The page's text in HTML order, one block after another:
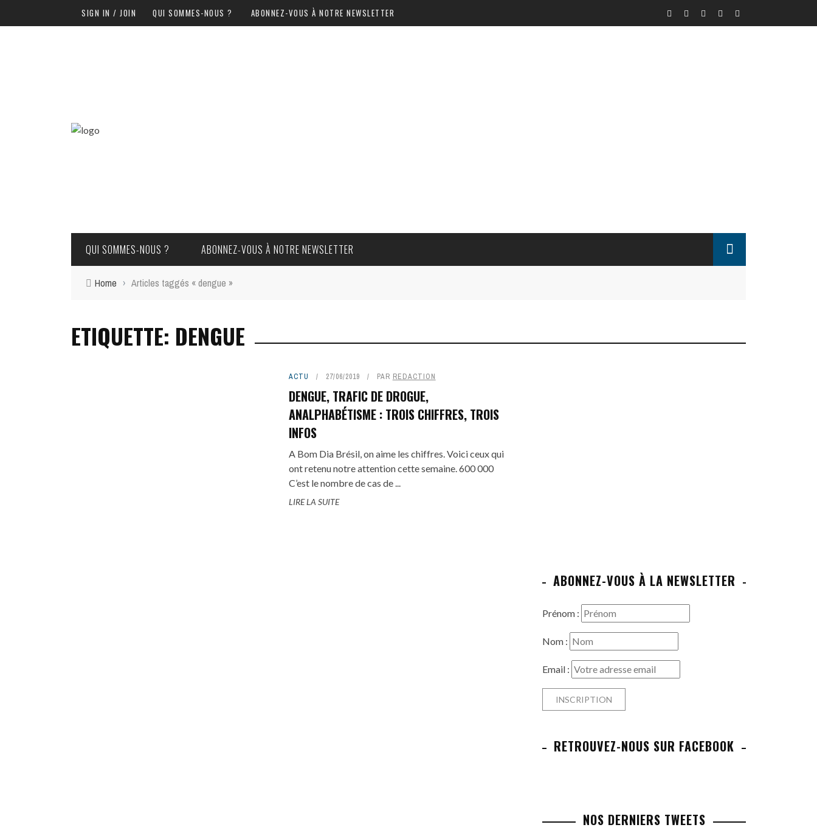
SIGN IN / JOIN QUI SOMMES-NOUS ? ABONNEZ-VOUS À NOTRE NEWSLETTER
QUI SOMMES-NOUS ? ABONNEZ-VOUS À NOTRE NEWSLETTER
Home › Articles taggés « dengue »
ETIQUETTE: DENGUE
ACTU 27/06/2019 PAR REDACTION
DENGUE, TRAFIC DE DROGUE,
ANALPHABÉTISME : TROIS CHIFFRES, TROIS
INFOS
A Bom Dia Brésil, on aime les chiffres. Voici ceux qui
ont retenu notre attention cette semaine. 600 000
C’est le nombre de cas de ...
LIRE LA SUITE
ABONNEZ-VOUS À LA NEWSLETTER
Prénom :
Nom :
Email :
RETROUVEZ-NOUS SUR FACEBOOK
NOS DERNIERS TWEETS